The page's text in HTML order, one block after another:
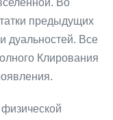
Во
предыдущих
дуальностей. Все
Клирования